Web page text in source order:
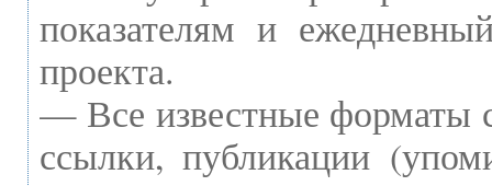
показателям и
проекта.
— Все известные форматы
ссылки, публикации